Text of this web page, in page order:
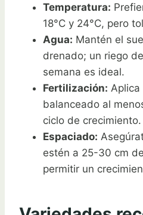
Temperatura:
18°C y 24°C, pero
Agua: Mantén el
drenado; un riego
semana es ideal.
Fertilización:
balanceado al
ciclo de crecimiento.
Espaciado:
estén a 25-30 cm
permitir un